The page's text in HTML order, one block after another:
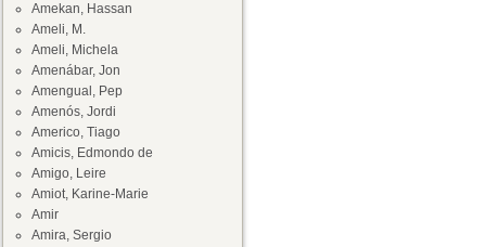
Amekan, Hassan
Ameli, M.
Ameli, Michela
Amenábar, Jon
Amengual, Pep
Amenós, Jordi
Americo, Tiago
Amicis, Edmondo de
Amigo, Leire
Amiot, Karine-Marie
Amir
Amira, Sergio